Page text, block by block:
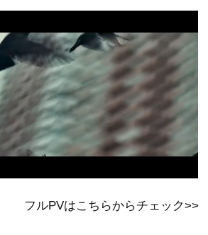
フルPVはこちらからチェック>>